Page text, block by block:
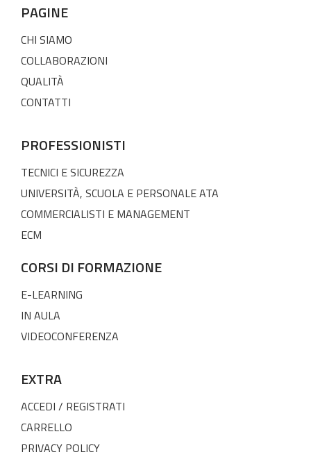
PAGINE
CHI SIAMO
COLLABORAZIONI
QUALITÀ
CONTATTI
PROFESSIONISTI
TECNICI E SICUREZZA
UNIVERSITÀ, SCUOLA E PERSONALE ATA
COMMERCIALISTI E MANAGEMENT
ECM
CORSI DI FORMAZIONE
E-LEARNING
IN AULA
VIDEOCONFERENZA
EXTRA
ACCEDI / REGISTRATI
CARRELLO
PRIVACY POLICY